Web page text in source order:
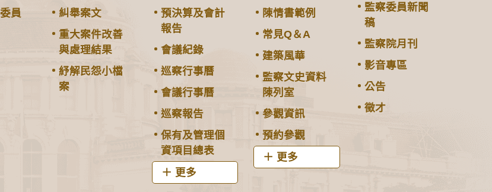
員
糾舉案文
重大案件改善
與處理結果
紓解民怨小檔
案
預決算及會計
報告
會議紀錄
巡察行事曆
會議行事曆
巡察報告
保有及管理個
資項目總表
更多
陳情書範例
常見Q＆A
建築風華
監察文史資料
陳列室
參觀資訊
預約參觀
更多
監察委員新聞
稿
監察院月刊
影音專區
公告
徵才